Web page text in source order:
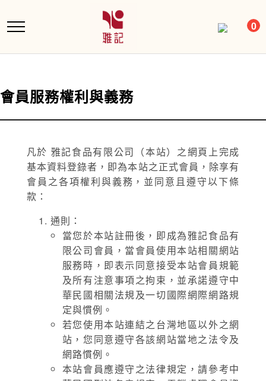
到
主
要
0
會員服務權利與義務
凡於 雅記食品有限公司（本站）之網頁上完成
基本資料登錄者，即為本站之正式會員，除享有
會員之各項權利與義務，並同意且遵守以下條
款：
通則：
當您於本站註冊後，即成為雅記食品有
限公司會員，當會員使用本站相關網站
服務時，即表示同意接受本站會員規範
及所有注意事項之拘束，並承諾遵守中
華民國相關法規及一切國際網際網路規
定與慣例。
若您使用本站連結之台灣地區以外之網
站，您同意遵守各該網站當地之法令及
網路慣例。
本站會員應遵守之法律規定，請參考中